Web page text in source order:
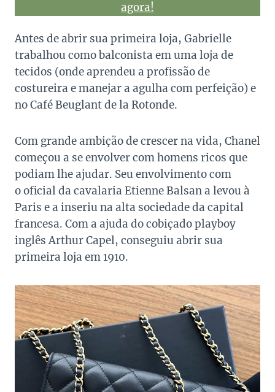
agora!
Antes de abrir sua primeira loja, Gabrielle
trabalhou como balconista em uma loja de
tecidos (onde aprendeu a profissão de
costureira e manejar a agulha com perfeição) e
no Café Beuglant de la Rotonde.
Com grande ambição de crescer na vida, Chanel
começou a se envolver com homens ricos que
podiam lhe ajudar. Seu envolvimento com
o oficial da cavalaria Etienne Balsan a levou à
Paris e a inseriu na alta sociedade da capital
francesa. Com a ajuda do cobiçado playboy
inglês Arthur Capel, conseguiu abrir sua
primeira loja em 1910.